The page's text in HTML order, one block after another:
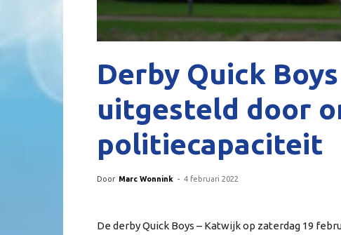
Derby Quick
uitgesteld door
politiecapaciteit
Door Marc Wonnink - 4 februari 2022
De derby Quick Boys – Katwijk op zaterdag 19